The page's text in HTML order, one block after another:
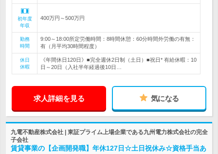
初年度
年収
400万円～500万円
勤務
時間
9:00～18:00所定労働時間：8時間休憩：60分時間外労働の有無：
有（月平均30時間程度）
休日
休暇
《年間休日120日》■完全週休2日制（土日）■祝日* 有給休暇：10
日～20日（入社半年経過後10日…
求人詳細を見る 気になる
九電不動産株式会社 | 東証プライム上場企業である九州電力株式会社の完全
子会社
賃貸事業の【企画開発職】年休127日☆土日祝休み☆資格手当あ